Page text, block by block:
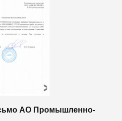
АО Промышленно-